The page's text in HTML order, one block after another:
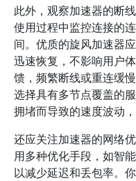
此外，观察加速器的断
使用过程中监控连接的
间。优质的旋风加速器
迅速恢复，不影响用户
馈，频繁断线或重连缓
选择具有多节点覆盖的
拥堵而导致的速度波动
还应关注加速器的网络
用多种优化手段，如智
以减少延迟和丢包率。